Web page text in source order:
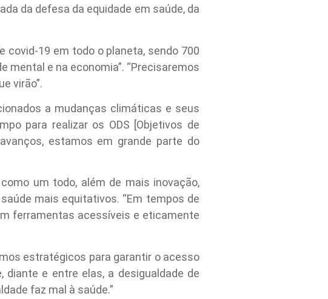
da defesa da equidade em saúde, da
covid-19 em todo o planeta, sendo 700
mental e na economia”. “Precisaremos
virão”.
a mudanças climáticas e seus
para realizar os ODS [Objetivos de
estamos em grande parte do
um todo, além de mais inovação,
mais equitativos. “Em tempos de
ferramentas acessíveis e eticamente
estratégicos para garantir o acesso
diante e entre elas, a desigualdade de
faz mal à saúde.”